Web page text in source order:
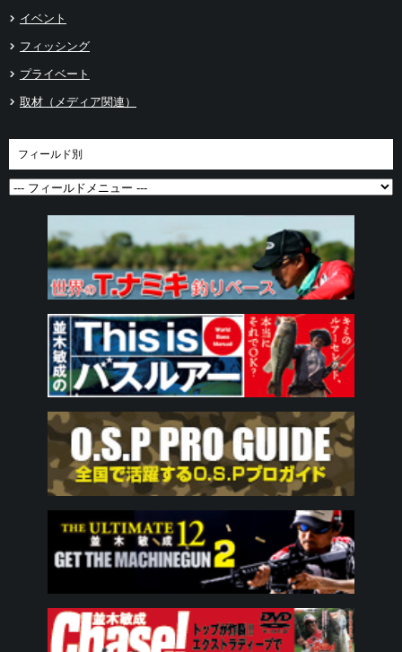
イベント
フィッシング
プライベート
取材（メディア関連）
フィールド別